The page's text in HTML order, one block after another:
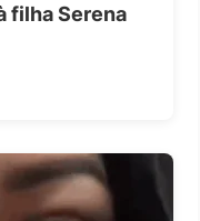
filha Serena